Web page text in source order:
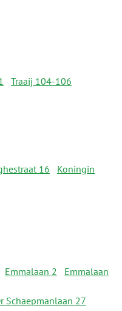
Traaij 104-106
16
Koningin
Emmalaan 2
Emmalaan
Schaepmanlaan 27